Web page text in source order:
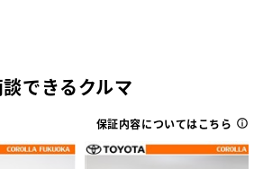
できるクルマ
保証内容についてはこちら